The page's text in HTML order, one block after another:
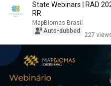
State Webinars | RAD
RR
MapBiomas Brasil
Auto-dubbed
227